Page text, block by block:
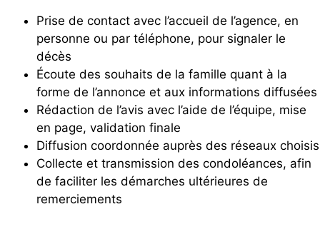
Prise de contact avec l’accueil de l’agence, en
personne ou par téléphone, pour signaler le
décès
Écoute des souhaits de la famille quant à la
forme de l’annonce et aux informations diffusées
Rédaction de l’avis avec l’aide de l’équipe, mise
en page, validation finale
Diffusion coordonnée auprès des réseaux choisis
Collecte et transmission des condoléances, afin
de faciliter les démarches ultérieures de
remerciements